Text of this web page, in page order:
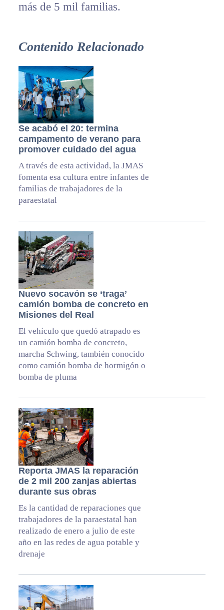
más de 5 mil familias.
Contenido Relacionado
Se acabó el 20: termina
campamento de verano para
promover cuidado del agua
A través de esta actividad, la JMAS
fomenta esa cultura entre infantes de
familias de trabajadores de la
paraestatal
Nuevo socavón se ‘traga’
camión bomba de concreto en
Misiones del Real
El vehículo que quedó atrapado es
un camión bomba de concreto,
marcha Schwing, también conocido
como camión bomba de hormigón o
bomba de pluma
Reporta JMAS la reparación
de 2 mil 200 zanjas abiertas
durante sus obras
Es la cantidad de reparaciones que
trabajadores de la paraestatal han
realizado de enero a julio de este
año en las redes de agua potable y
drenaje